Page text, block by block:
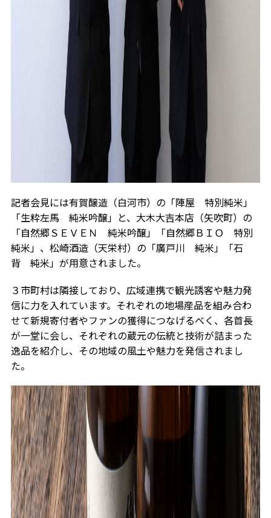
記者会見には有賀醸造（白河市）の「陣屋 特別純米」
「生粋左馬 純米吟醸」と、大木大吉本店（矢吹町）の
「自然郷ＳＥＶＥＮ 純米吟醸」「自然郷ＢＩＯ 特別
純米」、松崎酒造（天栄村）の「廣戸川 純米」「石
背 純米」が用意されました。
３市町村は隣接しており、広域連携で観光誘客や魅力発
信に力を入れています。それぞれの地場産品を組み合わ
せて新規寄付者やファンの獲得につなげるべく、各首長
が一堂に会し、それぞれの蔵元の伝統と技術が詰まった
逸品を紹介し、その地域の風土や魅力を発信されまし
た。